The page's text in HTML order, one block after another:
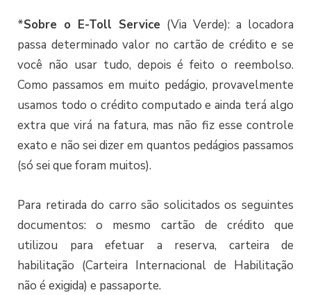
*Sobre o E-Toll Service (Via Verde): a locadora
passa determinado valor no cartão de crédito e se
você não usar tudo, depois é feito o reembolso.
Como passamos em muito pedágio, provavelmente
usamos todo o crédito computado e ainda terá algo
extra que virá na fatura, mas não fiz esse controle
exato e não sei dizer em quantos pedágios passamos
(só sei que foram muitos).
Para retirada do carro são solicitados os seguintes
documentos: o mesmo cartão de crédito que
utilizou para efetuar a reserva, carteira de
habilitação (Carteira Internacional de Habilitação
não é exigida) e passaporte.